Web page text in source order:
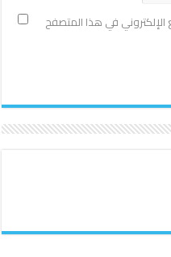
في هذا المتصفح